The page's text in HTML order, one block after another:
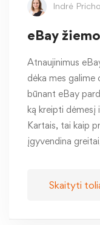
Indrė
eBay
Atnaujinimus
dėka mes galime
būnant eBay
ką kreipti dėmesį
Kartais, tai kaip
įgyvendina
Skaityti